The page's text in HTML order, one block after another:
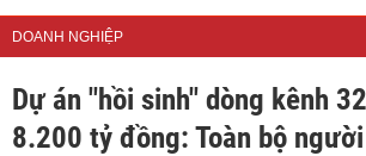
DOANH NGHIỆP
Dự án "hồi sinh" dòng kênh
8.200 tỷ đồng: Toàn bộ